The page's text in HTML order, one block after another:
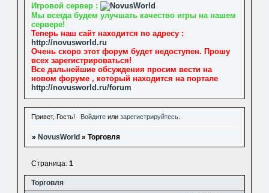
Игровой сервер :
Мы всегда будем улучшать качество игры на нашем
сервере!
Теперь наш сайт находится по адресу :
http://novusworld.ru
Очень скоро этот форум будет недоступен. Прошу
всех зарегистрироваться!
Все дальнейшие обсуждения просим вести на
новом форуме , который находится на портале
http://novusworld.ru/forum
Привет, Гость! Войдитеили зарегистрируйтесь.
»NovusWorld »Торговля
Торговля
Страница:1